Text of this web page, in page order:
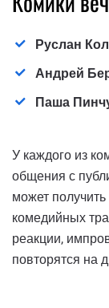
Руслан
Андрей
Паша
У каждого из
общения с
может
комедийных
реакции,
повторятся на